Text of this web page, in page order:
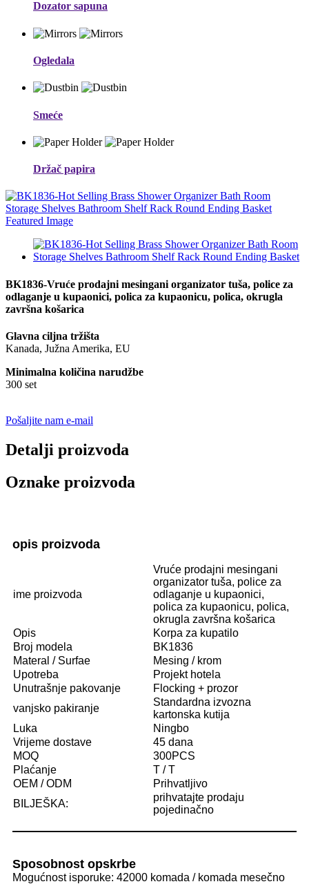
Dozator sapuna
Ogledala
Smeće
Držač papira
BK1836-Vruće prodajni mesingani organizator tuša, police za
odlaganje u kupaonici, polica za kupaonicu, polica, okrugla
završna košarica
Glavna ciljna tržišta
Kanada, Južna Amerika, EU
Minimalna količina narudžbe
300 set
Pošaljite nam e-mail
Detalji proizvoda
Oznake proizvoda
opis proizvoda
ime proizvoda
Vruće prodajni mesingani
organizator tuša, police za
odlaganje u kupaonici,
polica za kupaonicu, polica,
okrugla završna košarica
Opis
Korpa za kupatilo
Broj modela
BK1836
Materal / Surfae
Mesing / krom
Upotreba
Projekt hotela
Unutrašnje pakovanje
Flocking + prozor
vanjsko pakiranje
Standardna izvozna
kartonska kutija
Luka
Ningbo
Vrijeme dostave
45 dana
MOQ
300PCS
Plaćanje
T / T
OEM / ODM
Prihvatljivo
BILJEŠKA:
prihvatajte prodaju
pojedinačno
Sposobnost opskrbe
Mogućnost isporuke: 42000 komada / komada mesečno